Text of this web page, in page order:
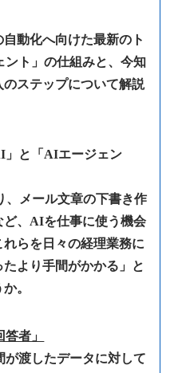
動化へ向けた最新のト
ト」の仕組みと、今知
ステップについて解説
」と「AIエージェン
、メール文章の下書き作
ど、AIを仕事に使う機会
らを日々の経理業務に
より手間がかかる」と
。
者」
渡したデータに対して